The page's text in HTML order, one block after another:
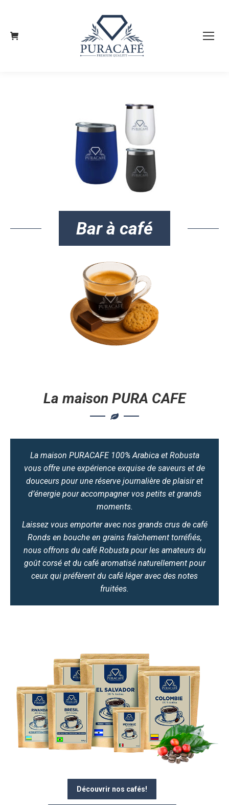
Bar à café
La maison PURA CAFE
La maison PURACAFE 100% Arabica et Robusta
vous offre une expérience exquise de saveurs et de
douceurs pour une réserve journalière de plaisir et
d’énergie pour accompagner vos petits et grands
moments.
Laissez vous emporter avec nos grands crus de café
Ronds en bouche en grains fraîchement torréfiés,
nous offrons du café Robusta pour les amateurs du
goût corsé et du café aromatisé naturellement pour
ceux qui préfèrent du café léger avec des notes
fruitées.
Découvrir nos cafés!